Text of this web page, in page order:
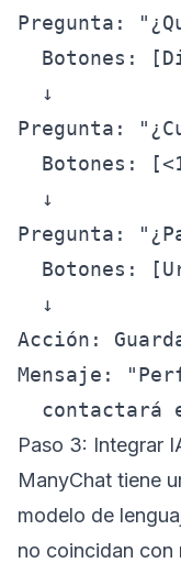
Pregunta:
Botones:
  ↓
Pregunta:
Botones:
  ↓
Pregunta:
Botones:
  ↓
Acción:
Mensaje:
Paso 3: Integrar
ManyChat tiene
modelo de
no coincidan con